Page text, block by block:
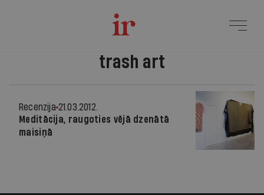
trash art
Recenzija 21.03.2012.
Meditācija, raugoties vējā dzenātā
maisiņā